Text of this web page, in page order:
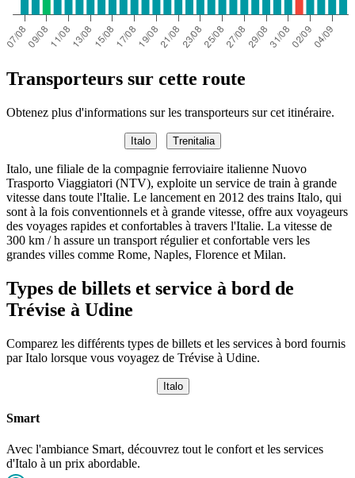
Transporteurs sur cette route
Obtenez plus d'informations sur les transporteurs sur cet itinéraire.
Italo Trenitalia
Italo, une filiale de la compagnie ferroviaire italienne Nuovo
Trasporto Viaggiatori (NTV), exploite un service de train à grande
vitesse dans toute l'Italie. Le lancement en 2012 des trains Italo, qui
sont à la fois conventionnels et à grande vitesse, offre aux voyageurs
des voyages rapides et confortables à travers l'Italie. La vitesse de
300 km / h assure un transport régulier et confortable vers les
grandes villes comme Rome, Naples, Florence et Milan.
Types de billets et service à bord de
Trévise à Udine
Comparez les différents types de billets et les services à bord fournis
par Italo lorsque vous voyagez de Trévise à Udine.
Italo
Smart
Avec l'ambiance Smart, découvrez tout le confort et les services
d'Italo à un prix abordable.